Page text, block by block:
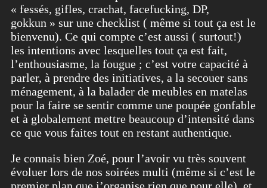
« fessés, gifles, crachat, facefucking, DP,
gokkun » sur une checklist ( même si tout ça est le
bienvenu). Ce qui compte c’est aussi ( surtout!)
les intentions avec lesquelles tout ça est fait,
l’enthousiasme, la fougue ; c’est votre capacité à
parler, à prendre des initiatives, a la secouer sans
ménagement, à la balader de meubles en matelas
pour la faire se sentir comme une poupée gonfable
et à globalement mettre beaucoup d’intensité dans
ce que vous faites tout en restant authentique.
Je connais bien Zoé, pour l’avoir vu très souvent
évoluer lors de nos soirées multi (même si c’est le